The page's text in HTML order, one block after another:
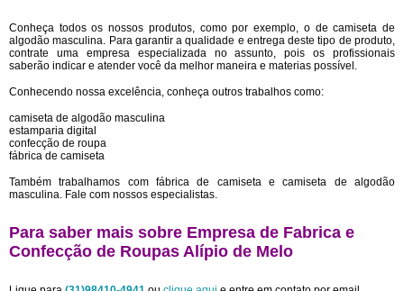
Conheça todos os nossos produtos, como por exemplo, o de camiseta de
algodão masculina. Para garantir a qualidade e entrega deste tipo de produto,
contrate uma empresa especializada no assunto, pois os profissionais
saberão indicar e atender você da melhor maneira e materias possível.
Conhecendo nossa excelência, conheça outros trabalhos como:
camiseta de algodão masculina
estamparia digital
confecção de roupa
fábrica de camiseta
Também trabalhamos com fábrica de camiseta e camiseta de algodão
masculina. Fale com nossos especialistas.
Para saber mais sobre Empresa de Fabrica e
Confecção de Roupas Alípio de Melo